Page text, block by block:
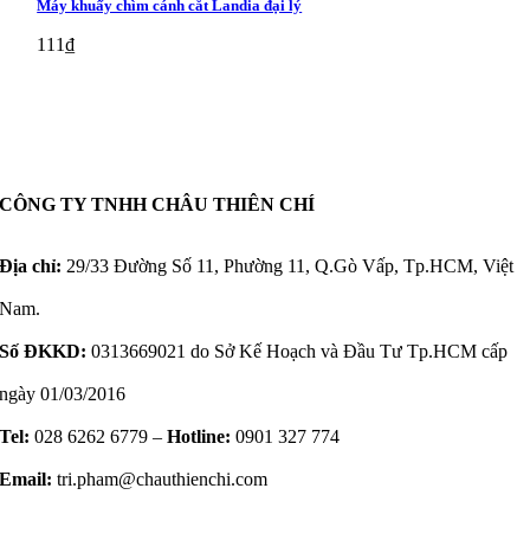
Máy khuấy chìm cánh cắt Landia đại lý
111₫
CÔNG TY TNHH CHÂU THIÊN CHÍ
Địa chỉ: 29/33 Đường Số 11, Phường 11, Q.Gò Vấp, Tp.HCM, Việt
Nam.
Số ĐKKD: 0313669021 do Sở Kế Hoạch và Đầu Tư Tp.HCM cấp
ngày 01/03/2016
Tel: 028 6262 6779 –Hotline: 0901 327 774
Email: tri.pham@chauthienchi.com